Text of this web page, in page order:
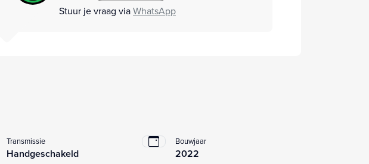
Stuur je vraag viaWhatsApp
Transmissie
Handgeschakeld
Bouwjaar
2022